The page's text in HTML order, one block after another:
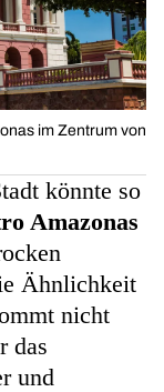
im Zentrum von
könnte so
Amazonas
Ähnlichkeit
nicht
das
und